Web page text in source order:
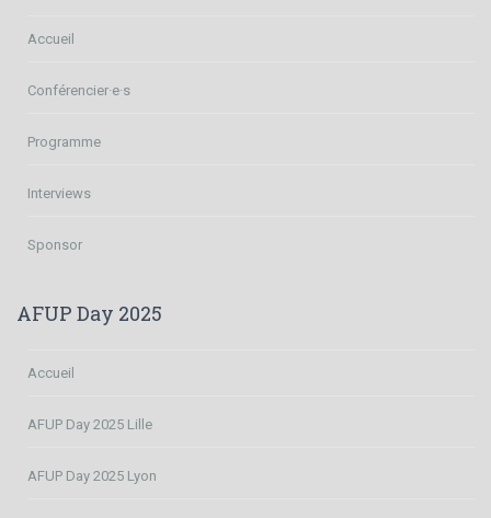
Accueil
Conférencier·e·s
Programme
Interviews
Sponsor
AFUP Day 2025
Accueil
AFUP Day 2025 Lille
AFUP Day 2025 Lyon